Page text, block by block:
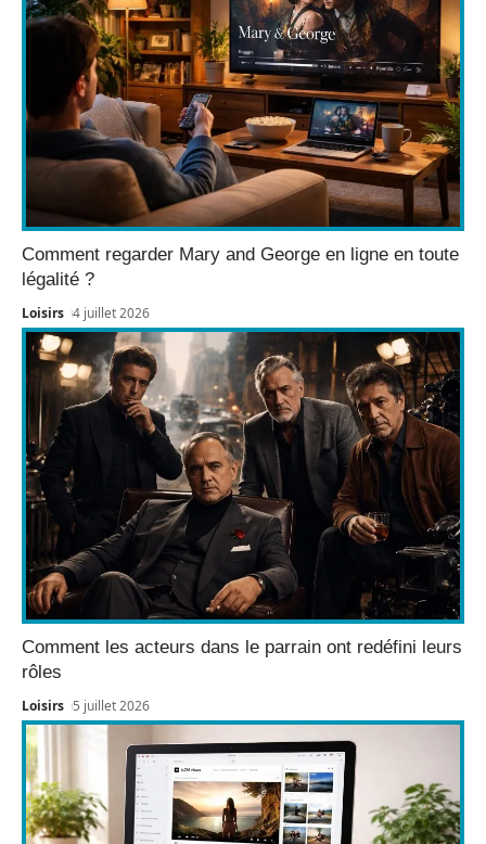
Comment regarder Mary and George en ligne en toute
légalité ?
Loisirs 4 juillet 2026
Comment les acteurs dans le parrain ont redéfini leurs
rôles
Loisirs 5 juillet 2026